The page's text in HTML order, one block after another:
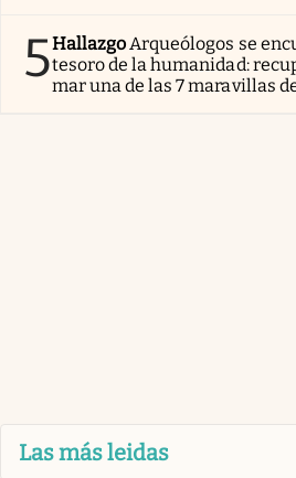
5HallazgoArqueólogos se
tesoro de la humanidad:
mar una de las 7 maravillas
Las más leidas